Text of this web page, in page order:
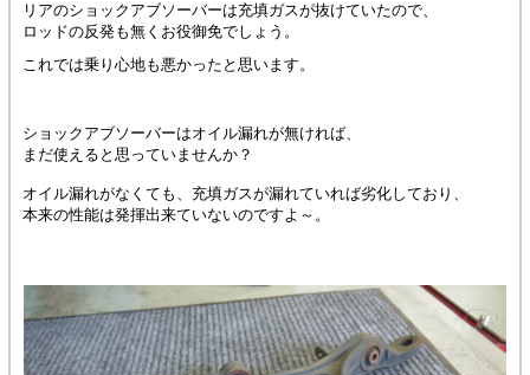
リアのショックアブソーバーは充填ガスが抜けていたので、
ロッドの反発も無くお役御免でしょう。
これでは乗り心地も悪かったと思います。
ショックアブソーバーはオイル漏れが無ければ、
まだ使えると思っていませんか？
オイル漏れがなくても、充填ガスが漏れていれば劣化しており、
本来の性能は発揮出来ていないのですよ～。